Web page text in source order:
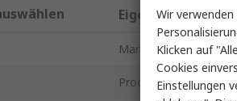
Eigenschaft
Marke
Produkt Typ
Wir
Klicken auf
Cookies
Einstellungen